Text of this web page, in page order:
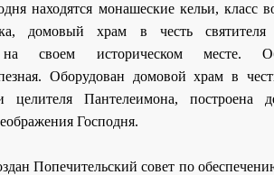
находятся монашеские кельи, класс
домовый храм в честь святителя
своем историческом месте.
Оборудован домовой храм в
целителя Пантелеимона, построена
Господня.
Попечительский совет по